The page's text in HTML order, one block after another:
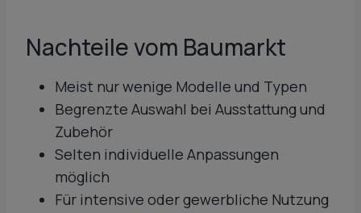
Nachteile vom Baumarkt
Meist nur wenige Modelle und Typen
Begrenzte Auswahl bei Ausstattung und
Zubehör
Selten individuelle Anpassungen
möglich
Für intensive oder gewerbliche Nutzung